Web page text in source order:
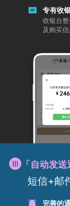
专有收
收银台
及购买
「自动发送
短信+邮
完善的